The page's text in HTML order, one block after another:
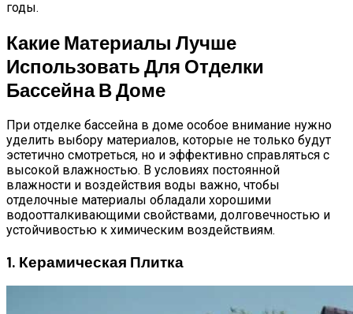
годы.
Какие Материалы Лучше
Использовать Для Отделки
Бассейна В Доме
При отделке бассейна в доме особое внимание нужно
уделить выбору материалов, которые не только будут
эстетично смотреться, но и эффективно справляться с
высокой влажностью. В условиях постоянной
влажности и воздействия воды важно, чтобы
отделочные материалы обладали хорошими
водоотталкивающими свойствами, долговечностью и
устойчивостью к химическим воздействиям.
1. Керамическая Плитка